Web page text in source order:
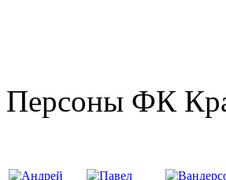
Персоны ФК